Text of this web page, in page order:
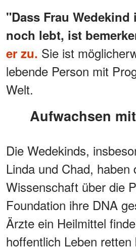
"Dass Frau
noch lebt, ist
er zu. Sie ist
lebende Person mit
Welt.
Aufwachsen
Die Wedekinds,
Linda und Chad, haben
Wissenschaft über die
Foundation ihre DNA
Ärzte ein Heilmittel
hoffentlich Leben retten